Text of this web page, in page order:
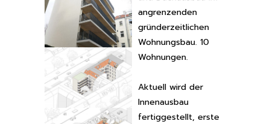
angrenzenden
gründerzeitlichen
Wohnungsbau. 10
Wohnungen.
Aktuell wird der
Innenausbau
fertiggestellt, erste